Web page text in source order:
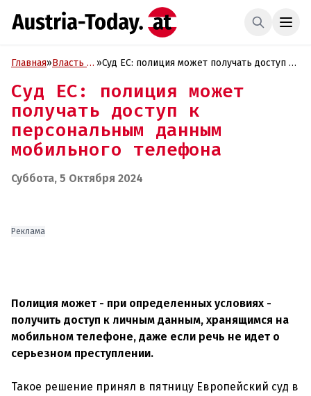
Главная»Власть и »Суд ЕС: полиция может получать доступ к
телефона
Суд ЕС: полиция может
получать доступ к
персональным данным
мобильного телефона
Суббота, 5 Октября 2024
Реклама
Полиция может - при определенных условиях -
получить доступ к личным данным, хранящимся на
мобильном телефоне, даже если речь не идет о
серьезном преступлении.
Такое решение принял в пятницу Европейский суд в